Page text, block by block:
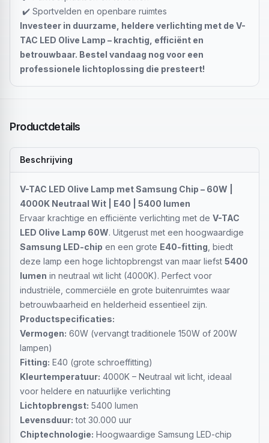
✔️ Sportvelden en openbare ruimtes
Investeer in duurzame, heldere verlichting met de V-
TAC LED Olive Lamp – krachtig, efficiënt en
betrouwbaar. Bestel vandaag nog voor een
professionele lichtoplossing die presteert!
Productdetails
Beschrijving
V-TAC LED Olive Lamp met Samsung Chip – 60W |
4000K Neutraal Wit | E40 | 5400 lumen
Ervaar krachtige en efficiënte verlichting met de V-TAC
LED Olive Lamp 60W. Uitgerust met een hoogwaardige
Samsung LED-chip en een grote E40-fitting , biedt
deze lamp een hoge lichtopbrengst van maar liefst 5400
lumen in neutraal wit licht (4000K). Perfect voor
industriële, commerciële en grote buitenruimtes waar
betrouwbaarheid en helderheid essentieel zijn.
Productspecificaties:
Vermogen: 60W (vervangt traditionele 150W of 200W
lampen)
Fitting: E40 (grote schroeffitting)
Kleurtemperatuur: 4000K – Neutraal wit licht, ideaal
voor heldere en natuurlijke verlichting
Lichtopbrengst: 5400 lumen
Levensduur: tot 30.000 uur
Chiptechnologie: Hoogwaardige Samsung LED-chip